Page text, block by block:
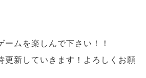
ムを楽しんで下さい！！
更新していきます！よろしくお願